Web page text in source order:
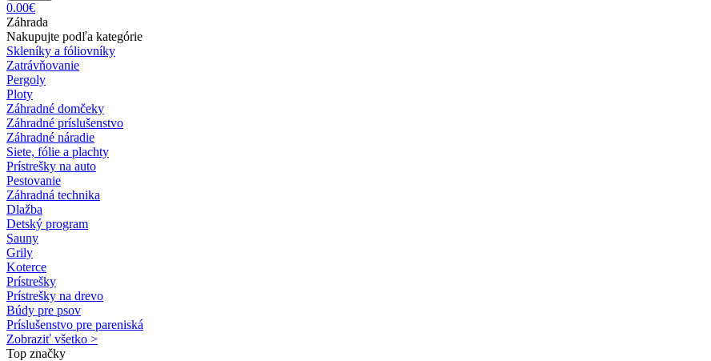
0.00€
Záhrada
Nakupujte podľa kategórie
Skleníky a fóliovníky
Zatrávňovanie
Pergoly
Ploty
Záhradné domčeky
Záhradné príslušenstvo
Záhradné náradie
Siete, fólie a plachty
Prístrešky na auto
Pestovanie
Záhradná technika
Dlažba
Detský program
Sauny
Grily
Koterce
Prístrešky
Prístrešky na drevo
Búdy pre psov
Príslušenstvo pre pareniská
Zobraziť všetko >
Top značky